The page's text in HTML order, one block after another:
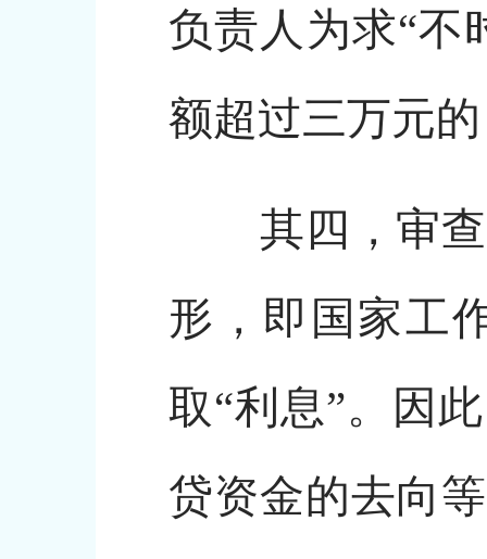
负责人为求“不
额超过三万元
其四，审查
形，即国家工
取“利息”。因
贷资金的去向